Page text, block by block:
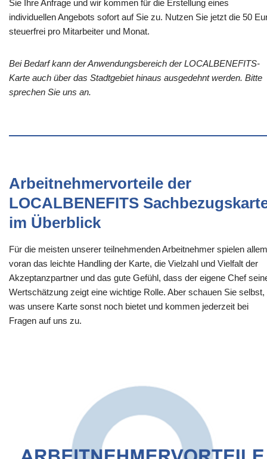
Sie Ihre Anfrage und wir kommen für die Erstellung eines
individuellen Angebots sofort auf Sie zu. Nutzen Sie jetzt die 50
steuerfrei pro Mitarbeiter und Monat.
Bei Bedarf kann der Anwendungsbereich der LOCALBENEFITS-
Karte auch über das Stadtgebiet hinaus ausgedehnt werden. Bitte
sprechen Sie uns an.
Arbeitnehmervorteile der
LOCALBENEFITS
im Überblick
Für die meisten unserer teilnehmenden Arbeitnehmer spielen allem
voran das leichte Handling der Karte, die Vielzahl und Vielfalt der
Akzeptanzpartner und das gute Gefühl, dass der eigene Chef
Wertschätzung zeigt eine wichtige Rolle. Aber schauen Sie selbst,
was unsere Karte sonst noch bietet und kommen jederzeit bei
Fragen auf uns zu.